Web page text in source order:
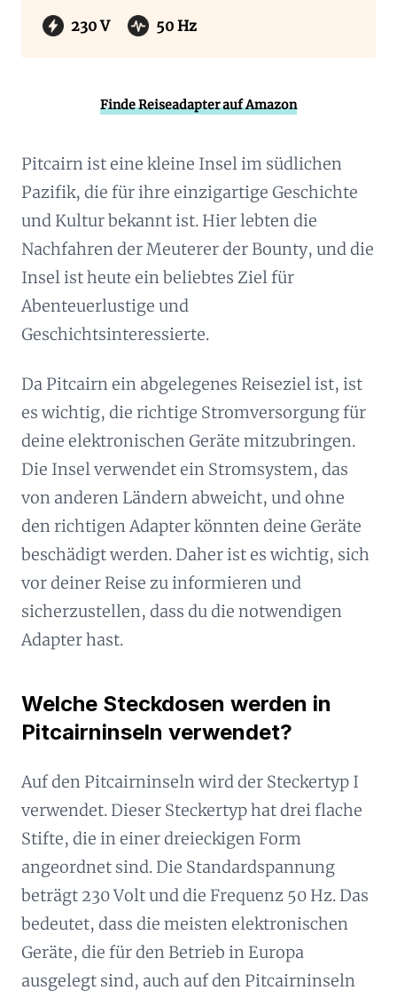
230 V
50 Hz
Finde Reiseadapter auf Amazon
Pitcairn ist eine kleine Insel im südlichen
Pazifik, die für ihre einzigartige Geschichte
und Kultur bekannt ist. Hier lebten die
Nachfahren der Meuterer der Bounty, und die
Insel ist heute ein beliebtes Ziel für
Abenteuerlustige und
Geschichtsinteressierte.
Da Pitcairn ein abgelegenes Reiseziel ist, ist
es wichtig, die richtige Stromversorgung für
deine elektronischen Geräte mitzubringen.
Die Insel verwendet ein Stromsystem, das
von anderen Ländern abweicht, und ohne
den richtigen Adapter könnten deine Geräte
beschädigt werden. Daher ist es wichtig, sich
vor deiner Reise zu informieren und
sicherzustellen, dass du die notwendigen
Adapter hast.
Welche Steckdosen werden in
Pitcairninseln verwendet?
Auf den Pitcairninseln wird der Steckertyp I
verwendet. Dieser Steckertyp hat drei flache
Stifte, die in einer dreieckigen Form
angeordnet sind. Die Standardspannung
beträgt 230 Volt und die Frequenz 50 Hz. Das
bedeutet, dass die meisten elektronischen
Geräte, die für den Betrieb in Europa
ausgelegt sind, auch auf den Pitcairninseln